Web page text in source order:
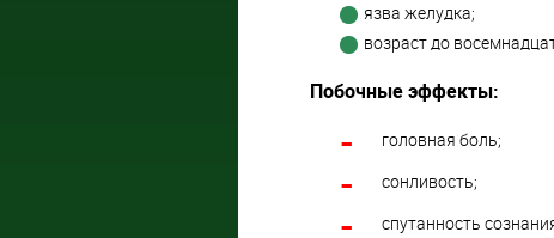
язва желудка;
возраст до
Побочные эффекты:
головная боль;
сонливость;
спутанность